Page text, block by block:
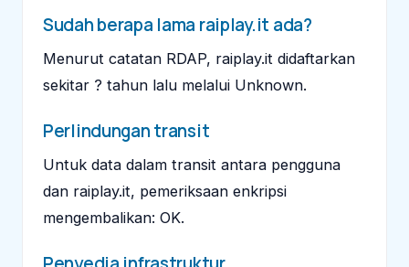
Sudah berapa lama raiplay.it ada?
Menurut catatan RDAP, raiplay.it didaftarkan
sekitar ? tahun lalu melalui Unknown.
Perlindungan transit
Untuk data dalam transit antara pengguna
dan raiplay.it, pemeriksaan enkripsi
mengembalikan: OK.